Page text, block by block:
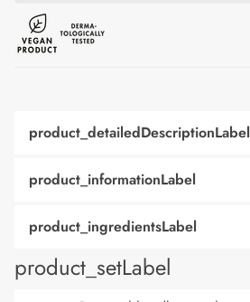
product_detailedDescriptionLabel
product_informationLabel
product_ingredientsLabel
product_setLabel